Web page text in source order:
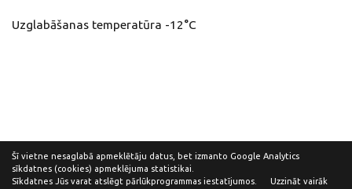
Uzglabāšanas temperatūra -12°C
Šī vietne nesaglabā apmeklētāju datus, bet izmanto Google Analytics
sīkdatnes (cookies) apmeklējuma statistikai.
Sīkdatnes Jūs varat atslēgt pārlūkprogrammas iestatījumos.
Uzzināt vairāk